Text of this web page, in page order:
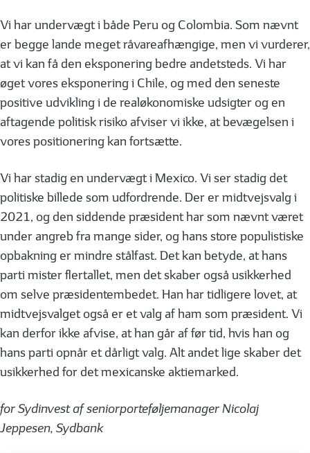
Vi har undervægt i både Peru og Colombia. Som nævnt
er begge lande meget råvareafhængige, men vi vurderer,
at vi kan få den eksponering bedre andetsteds. Vi har
øget vores eksponering i Chile, og med den seneste
positive udvikling i de realøkonomiske udsigter og en
aftagende politisk risiko afviser vi ikke, at bevægelsen i
vores positionering kan fortsætte.
Vi har stadig en undervægt i Mexico. Vi ser stadig det
politiske billede som udfordrende. Der er midtvejsvalg i
2021, og den siddende præsident har som nævnt været
under angreb fra mange sider, og hans store populistiske
opbakning er mindre stålfast. Det kan betyde, at hans
parti mister flertallet, men det skaber også usikkerhed
om selve præsidentembedet. Han har tidligere lovet, at
midtvejsvalget også er et valg af ham som præsident. Vi
kan derfor ikke afvise, at han går af før tid, hvis han og
hans parti opnår et dårligt valg. Alt andet lige skaber det
usikkerhed for det mexicanske aktiemarked.
for Sydinvest af seniorporteføljemanager Nicolaj
Jeppesen, Sydbank